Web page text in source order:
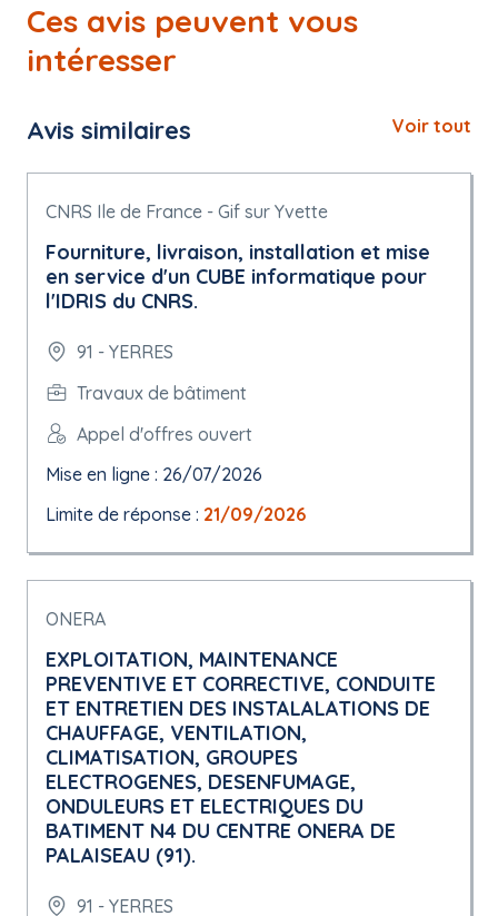
Ces avis peuvent vous
intéresser
Avis similaires Voir tout
CNRS Ile de France - Gif sur Yvette
Fourniture, livraison, installation et mise
en service d'un CUBE informatique pour
l'IDRIS du CNRS.
91 - YERRES
Travaux de bâtiment
Appel d'offres ouvert
Mise en ligne : 26/07/2026
Limite de réponse : 21/09/2026
ONERA
EXPLOITATION, MAINTENANCE
PREVENTIVE ET CORRECTIVE, CONDUITE
ET ENTRETIEN DES INSTALALATIONS DE
CHAUFFAGE, VENTILATION,
CLIMATISATION, GROUPES
ELECTROGENES, DESENFUMAGE,
ONDULEURS ET ELECTRIQUES DU
BATIMENT N4 DU CENTRE ONERA DE
PALAISEAU (91).
91 - YERRES